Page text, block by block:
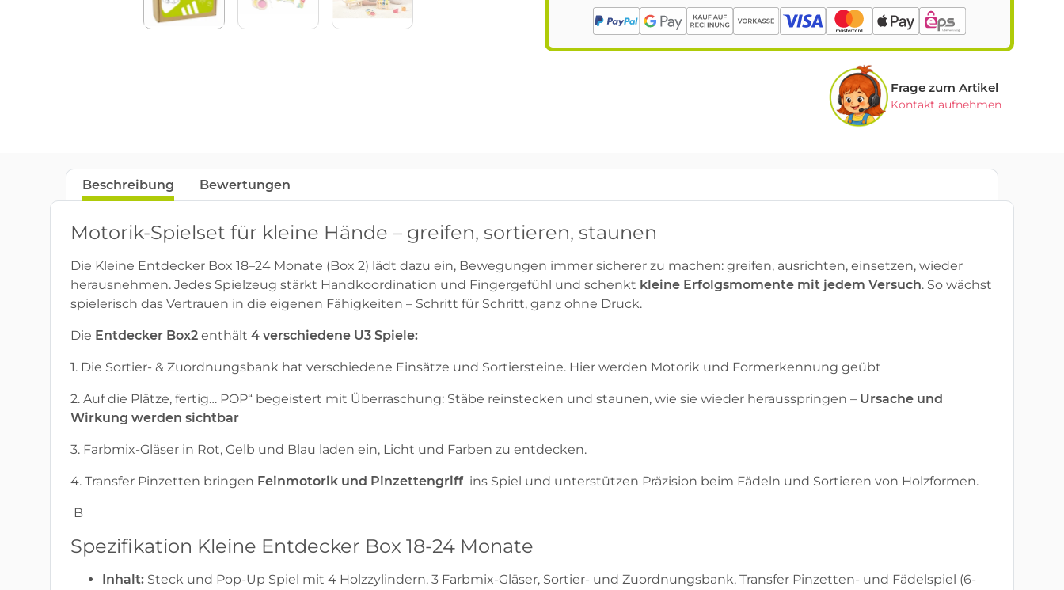
Frage zum Artikel
Kontakt aufnehmen
Beschreibung Bewertungen
Motorik-Spielset für kleine Hände – greifen, sortieren, staunen
Die Kleine Entdecker Box 18–24 Monate (Box 2) lädt dazu ein, Bewegungen immer sicherer zu machen: greifen, ausrichten, einsetzen, wieder
herausnehmen. Jedes Spielzeug stärkt Handkoordination und Fingergefühl und schenkt kleine Erfolgsmomente mit jedem Versuch. So wächst
spielerisch das Vertrauen in die eigenen Fähigkeiten – Schritt für Schritt, ganz ohne Druck.
Die Entdecker Box2 enthält 4 verschiedene U3 Spiele:
1. Die Sortier- & Zuordnungsbank hat verschiedene Einsätze und Sortiersteine. Hier werden Motorik und Formerkennung geübt
2. Auf die Plätze, fertig… POP“ begeistert mit Überraschung: Stäbe reinstecken und staunen, wie sie wieder herausspringen – Ursache und
Wirkung werden sichtbar
3. Farbmix-Gläser in Rot, Gelb und Blau laden ein, Licht und Farben zu entdecken.
4. Transfer Pinzetten bringen Feinmotorik und Pinzettengriff ins Spiel und unterstützen Präzision beim Fädeln und Sortieren von Holzformen.
B
Spezifikation Kleine Entdecker Box 18-24 Monate
Inhalt: Steck und Pop-Up Spiel mit 4 Holzzylindern, 3 Farbmix-Gläser, Sortier- und Zuordnungsbank, Transfer Pinzetten- und Fädelspiel (6-